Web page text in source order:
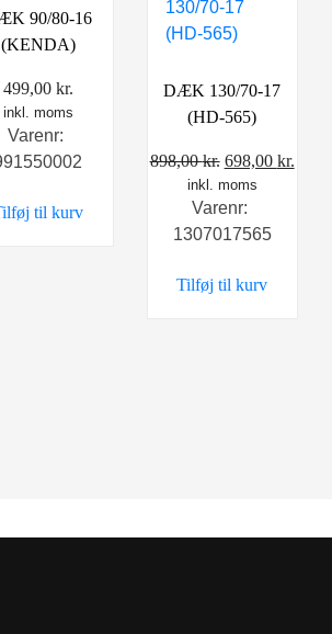
90/80-16
(KENDA)
499,00 kr.
inkl. moms
Varenr:
til kurv
DÆK 130/70-17
(HD-565)
898,00kr. Den
oprindelige
pris
var:
698,00 kr.Den
inkl. moms
Varenr:
1307017565
Tilføj til kurv